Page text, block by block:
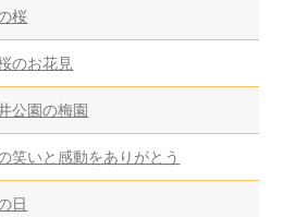
桜
のお花見
公園の梅園
笑いと感動をありがとう
日